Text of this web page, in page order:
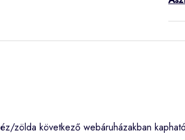
zölda következő webáruházakban